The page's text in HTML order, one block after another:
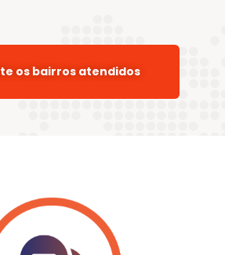
os bairros atendidos